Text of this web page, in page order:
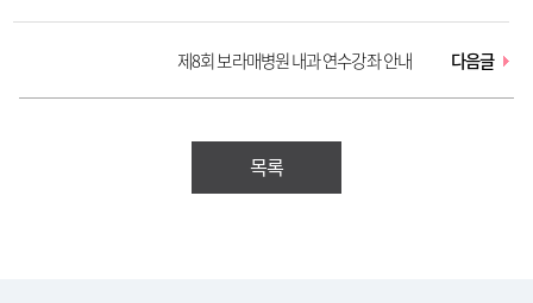
감되었습니다.
제8회 보라매병원 내과 연수강좌 안내
다음글
목록